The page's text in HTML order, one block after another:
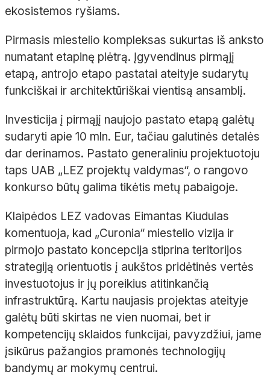
ekosistemos ryšiams.
Pirmasis miestelio kompleksas sukurtas iš anksto
numatant etapinę plėtrą. Įgyvendinus pirmąjį
etapą, antrojo etapo pastatai ateityje sudarytų
funkciškai ir architektūriškai vientisą ansamblį.
Investicija į pirmąjį naujojo pastato etapą galėtų
sudaryti apie 10 mln. Eur, tačiau galutinės detalės
dar derinamos. Pastato generaliniu projektuotoju
taps UAB „LEZ projektų valdymas“, o rangovo
konkurso būtų galima tikėtis metų pabaigoje.
Klaipėdos LEZ vadovas Eimantas Kiudulas
komentuoja, kad „Curonia“ miestelio vizija ir
pirmojo pastato koncepcija stiprina teritorijos
strategiją orientuotis į aukštos pridėtinės vertės
investuotojus ir jų poreikius atitinkančią
infrastruktūrą. Kartu naujasis projektas ateityje
galėtų būti skirtas ne vien nuomai, bet ir
kompetencijų sklaidos funkcijai, pavyzdžiui, jame
įsikūrus pažangios pramonės technologijų
bandymų ar mokymų centrui.